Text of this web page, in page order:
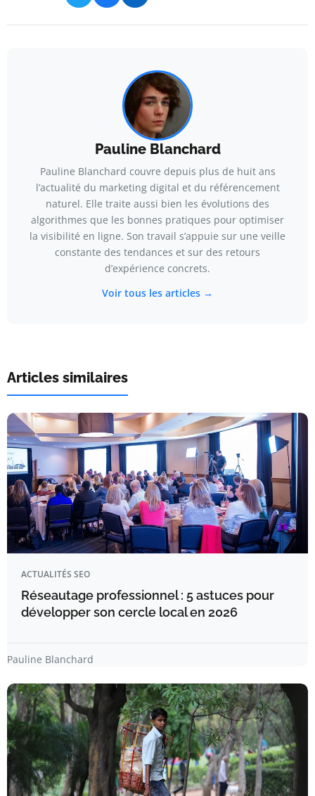
Pauline Blanchard
Pauline Blanchard couvre depuis plus de huit ans
l’actualité du marketing digital et du référencement
naturel. Elle traite aussi bien les évolutions des
algorithmes que les bonnes pratiques pour optimiser
la visibilité en ligne. Son travail s’appuie sur une veille
constante des tendances et sur des retours
d’expérience concrets.
Voir tous les articles →
Articles similaires
ACTUALITÉS SEO
Réseautage professionnel : 5 astuces pour
développer son cercle local en 2026
Pauline Blanchard